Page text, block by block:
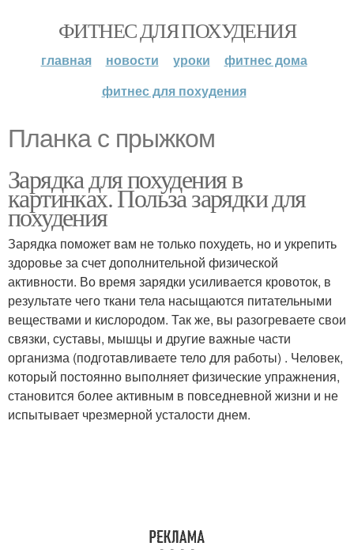
ФИТНЕС ДЛЯ ПОХУДЕНИЯ
главная новости уроки
фитнес дома
фитнес для похудения
Планка с прыжком
Зарядка для похудения в
картинках. Польза зарядки для
похудения
Зарядка поможет вам не только похудеть, но и укрепить
здоровье за счет дополнительной физической
активности. Во время зарядки усиливается кровоток, в
результате чего ткани тела насыщаются питательными
веществами и кислородом. Так же, вы разогреваете свои
связки, суставы, мышцы и другие важные части
организма (подготавливаете тело для работы) . Человек,
который постоянно выполняет физические упражнения,
становится более активным в повседневной жизни и не
испытывает чрезмерной усталости днем.